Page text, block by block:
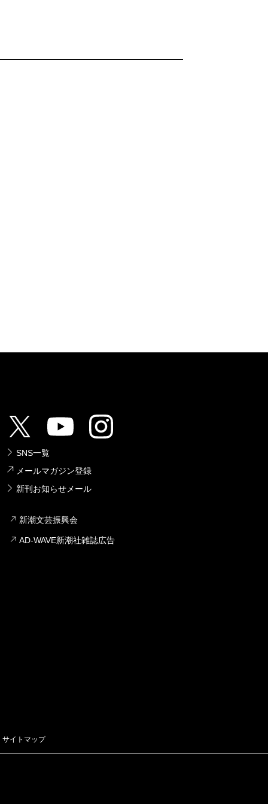
SNS一覧
メールマガジン登録
新刊お知らせメール
新潮文芸振興会
AD-WAVE新潮社雑誌広告
サイトマップ